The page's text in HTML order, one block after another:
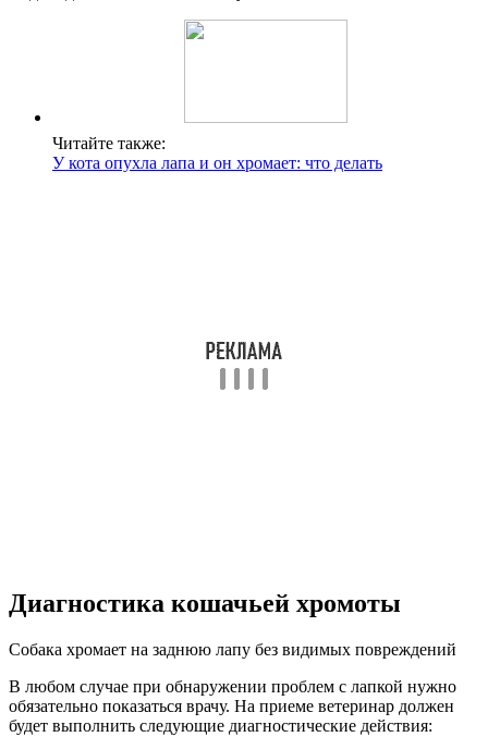
Читайте также:
У кота опухла лапа и он хромает: что делать
Диагностика кошачьей хромоты
Собака хромает на заднюю лапу без видимых повреждений
В любом случае при обнаружении проблем с лапкой нужно
обязательно показаться врачу. На приеме ветеринар должен
будет выполнить следующие диагностические действия: